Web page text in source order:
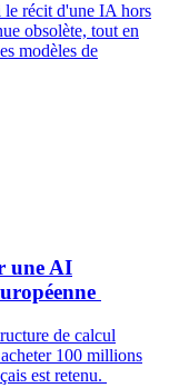
le récit d'une IA hors
obsolète, tout en
modèles de
une AI
de calcul
100 millions
est retenu.